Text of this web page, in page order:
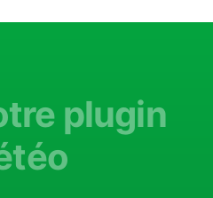
plugin